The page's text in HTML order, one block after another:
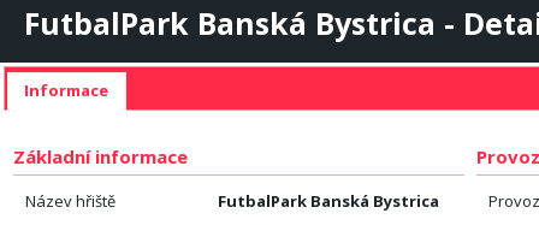
FutbalPark Banská Bystrica -
Informace
Základní informace
Název hřiště
FutbalPark Banská Bystrica